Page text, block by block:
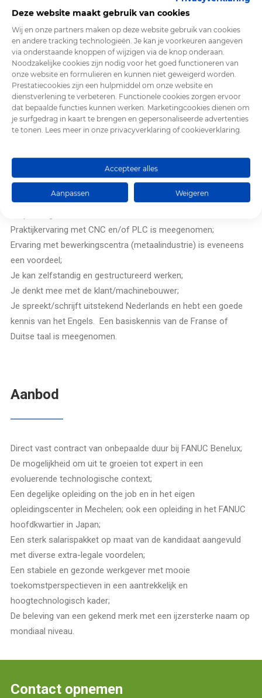
met complexe of erg specifieke problemen te maken krijgen;
Je rapporteert aan de Technical Manager.
Gewenst profiel
Bijvoorbeeld Bachelor in elektromechanica,
elektrotechniek…of gelijkwaardig door ervaring in CNC
business;
Je hebt een uitgesproken interesse in motion control en CNC
Praktijkervaring met CNC en/of PLC is meegenomen;
Ervaring met bewerkingscentra (metaalindustrie) is eveneens
een voordeel;
Je kan zelfstandig en gestructureerd werken;
Je denkt mee met de klant/machinebouwer;
Je spreekt/schrijft uitstekend Nederlands en hebt een goede
kennis van het Engels. Een basiskennis van de Franse of
Duitse taal is meegenomen.
Aanbod
Direct vast contract van onbepaalde duur bij FANUC Benelux;
De mogelijkheid om uit te groeien tot expert in een
evoluerende technologische context;
Een degelijke opleiding on the job en in het eigen
opleidingscenter in Mechelen; ook een opleiding in het FANUC
hoofdkwartier in Japan;
Een sterk salarispakket op maat van de kandidaat aangevuld
met diverse extra-legale voordelen;
Een stabiele en gezonde werkgever met mooie
toekomstperspectieven in een aantrekkelijk en
hoogtechnologisch kader;
De beleving van een gekend merk met een ijzersterke naam op
mondiaal niveau.
Contact opnemen
Deze website maakt gebruik van cookies
Wij en onze partners maken op deze website gebruik van cookies
en andere tracking technologieën. Je kan je voorkeuren aangeven
via onderstaande knoppen of wijzigen via de knop onderaan.
Noodzakelijke cookies zijn nodig voor het goed functioneren van
onze website en formulieren en kunnen niet geweigerd worden.
Prestatiecookies zijn een hulpmiddel om onze website en
dienstverlening te verbeteren. Functionele cookies zorgen ervoor
dat bepaalde functies kunnen werken. Marketingcookies dienen om
je surfgedrag in kaart te brengen en gepersonaliseerde advertenties
te tonen. Lees meer in onze privacyverklaring of cookieverklaring.
Accepteer alles
Aanpassen Weigeren